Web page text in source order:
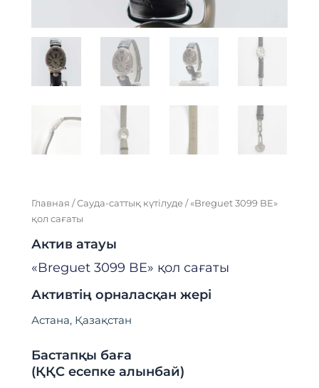
Главная /Сауда-саттық күтілуде/ «Breguet 3099 BE»
қол сағаты
Актив атауы
«Breguet 3099 BE» қол сағаты
Активтің орналасқан жері
Астана, Қазақстан
Бастапқы баға
(ҚҚС есепке алынбай)